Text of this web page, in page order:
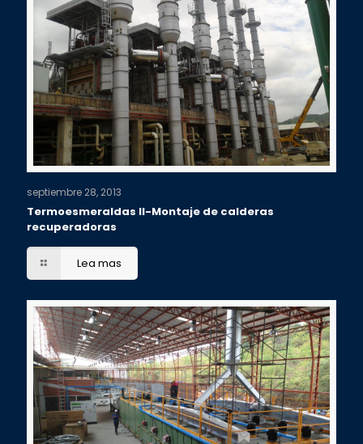
septiembre 28, 2013
Termoesmeraldas II-Montaje de calderas
recuperadoras
Lea mas